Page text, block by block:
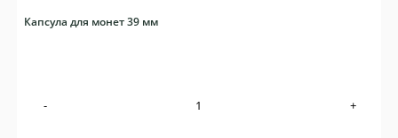
Капсула для монет 39 мм
- +